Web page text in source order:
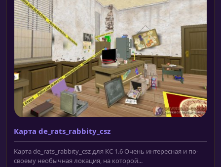
Карта de_rats_rabbity_csz
Карта de_rats_rabbity_csz для КС 1.6 Очень интересная и по-
своему необычная локация, на которой...